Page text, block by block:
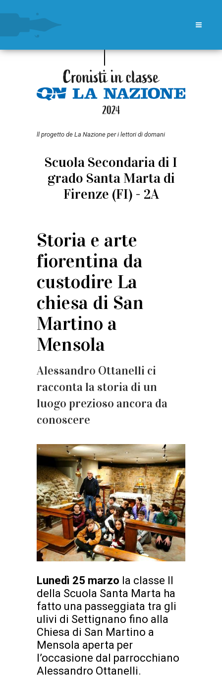
ll progetto de La Nazione per i lettori di domani
Scuola Secondaria di I
grado Santa Marta di
Firenze (FI) - 2A
Storia e arte
fiorentina da
custodire La
chiesa di San
Martino a
Mensola
Alessandro Ottanelli ci
racconta la storia di un
luogo prezioso ancora da
conoscere
Lunedì 25 marzo la classe II
della Scuola Santa Marta ha
fatto una passeggiata tra gli
ulivi di Settignano fino alla
Chiesa di San Martino a
Mensola aperta per
l’occasione dal parrocchiano
Alessandro Ottanelli.